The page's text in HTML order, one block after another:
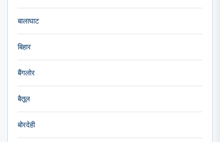
बालाघाट
बिहार
बैंगलोर
बैतूल
बोरदेही